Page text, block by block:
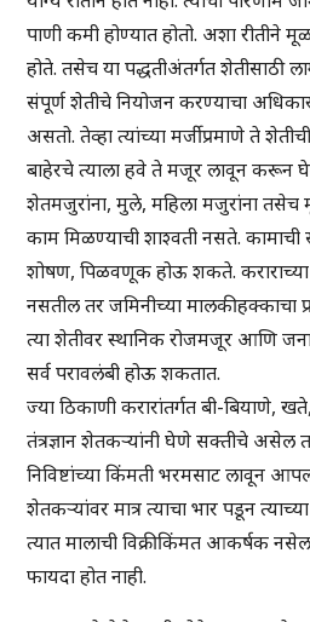
पाणी कमी होण्यात होतो. अशा रीतीने
होते. तसेच या पद्धतीअंतर्गत शेतीसाठी
संपूर्ण शेतीचे नियोजन करण्याचा
असतो. तेव्हा त्यांच्या मर्जीप्रमाणे ते
बाहेरचे त्याला हवे ते मजूर लावून करून
शेतमजुरांना, मुले, महिला मजुरांना तसेच
काम मिळण्याची शाश्वती नसते. कामाची
शोषण, पिळवणूक होऊ शकते.
नसतील तर जमिनीच्या मालकीहक्काचा
त्या शेतीवर स्थानिक रोजमजूर आणि
सर्व परावलंबी होऊ शकतात.
ज्या ठिकाणी करारांतर्गत बी-
तंत्रज्ञान शेतकऱ्यांनी घेणे सक्तीचे असेल
निविष्टांच्या किंमती भरमसाट लावून
शेतकऱ्यांवर मात्र त्याचा भार पडून
त्यात मालाची विक्रीकिंमत आकर्षक
फायदा होत नाही.